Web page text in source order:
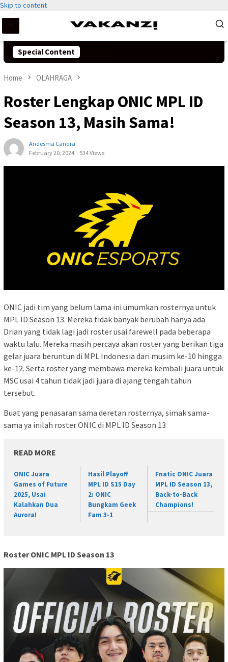
Skip to content
Special Content
Home OLAHRAGA
Roster Lengkap ONIC MPL ID
Season 13, Masih Sama!
Andesma Candra
February 20, 2024
534 Views
ONIC jadi tim yang belum lama ini umumkan rosternya untuk
MPL ID Season 13. Mereka tidak banyak berubah hanya ada
Drian yang tidak lagi jadi roster usai farewell pada beberapa
waktu lalu. Mereka masih percaya akan roster yang berikan tiga
gelar juara beruntun di MPL Indonesia dari musim ke-10 hingga
ke-12. Serta roster yang membawa mereka kembali juara untuk
MSC usai 4 tahun tidak jadi juara di ajang tengah tahun
tersebut.
Buat yang penasaran sama deretan rosternya, simak sama-
sama ya inilah roster ONIC di MPL ID Season 13
READ MORE
ONIC Juara
Games of Future
2025, Usai
Kalahkan Dua
Aurora!
Hasil Playoff
MPL ID S15 Day
2: ONIC
Bungkam Geek
Fam 3-1
Fnatic ONIC Juara
MPL ID Season 13,
Back-to-Back
Champions!
Roster ONIC MPL ID Season 13